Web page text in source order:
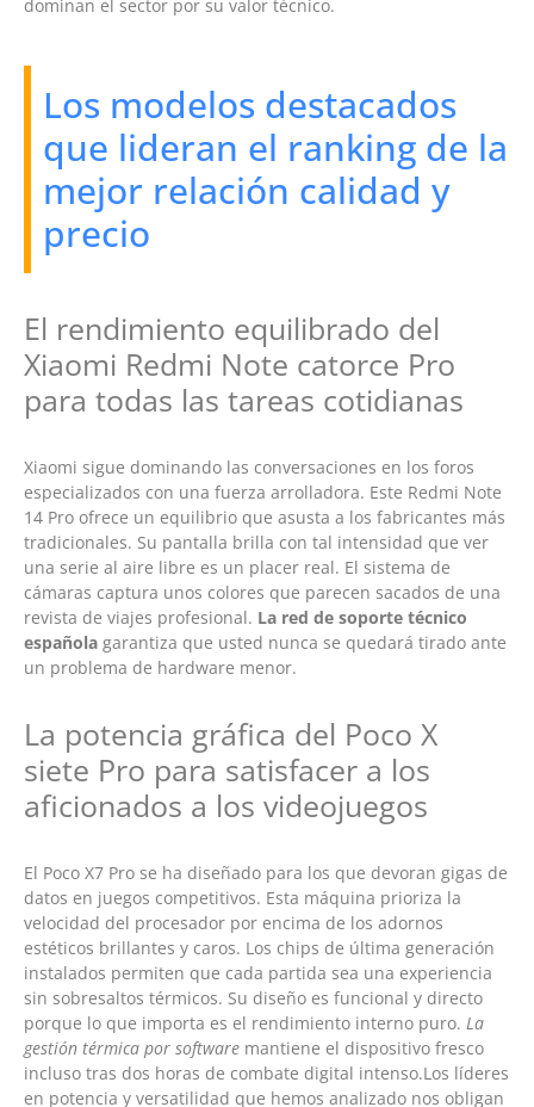
dominan el sector por su valor técnico.
Los modelos destacados
que lideran el ranking de la
mejor relación calidad y
precio
El rendimiento equilibrado del
Xiaomi Redmi Note catorce Pro
para todas las tareas cotidianas
Xiaomi sigue dominando las conversaciones en los foros
especializados con una fuerza arrolladora. Este Redmi Note
14 Pro ofrece un equilibrio que asusta a los fabricantes más
tradicionales. Su pantalla brilla con tal intensidad que ver
una serie al aire libre es un placer real. El sistema de
cámaras captura unos colores que parecen sacados de una
revista de viajes profesional. La red de soporte técnico
española garantiza que usted nunca se quedará tirado ante
un problema de hardware menor.
La potencia gráfica del Poco X
siete Pro para satisfacer a los
aficionados a los videojuegos
El Poco X7 Pro se ha diseñado para los que devoran gigas de
datos en juegos competitivos. Esta máquina prioriza la
velocidad del procesador por encima de los adornos
estéticos brillantes y caros. Los chips de última generación
instalados permiten que cada partida sea una experiencia
sin sobresaltos térmicos. Su diseño es funcional y directo
porque lo que importa es el rendimiento interno puro. La
gestión térmica por software mantiene el dispositivo fresco
incluso tras dos horas de combate digital intenso.Los líderes
en potencia y versatilidad que hemos analizado nos obligan